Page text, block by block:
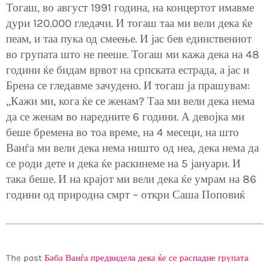
Тогаш, во август 1991 година, на концертот имавме
дури 120.000 гледачи. И тогаш таа ми вели дека ќе
пеам, и таа пука од смеење. И јас бев единствениот
во групата што не пееше. Тогаш ми кажа дека на 48
години ќе бидам врвот на српската естрада, а јас и
Брена се гледавме зачудено. И тогаш ја прашувам:
„Кажи ми, кога ќе се женам? Таа ми вели дека нема
да се женам во наредните 6 години. А девојка ми
беше бремена во тоа време, на 4 месеци, на што
Ванѓа ми вели дека нема ништо од неа, дека нема да
се роди дете и дека ќе раскинеме на 5 јануари. И
така беше. И на крајот ми вели дека ќе умрам на 86
години од природна смрт – откри Саша Поповиќ
The post Баба Ванѓа предвидела дека ќе се распадне групата